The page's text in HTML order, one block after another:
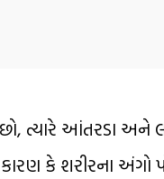
ત્યારે આંતરડા અને
કે શરીરના અંગો